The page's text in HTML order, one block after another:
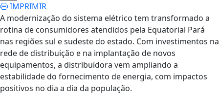
IMPRIMIR
A modernização do sistema elétrico tem transformado a
rotina de consumidores atendidos pela Equatorial Pará
nas regiões sul e sudeste do estado. Com investimentos na
rede de distribuição e na implantação de novos
equipamentos, a distribuidora vem ampliando a
estabilidade do fornecimento de energia, com impactos
positivos no dia a dia da população.